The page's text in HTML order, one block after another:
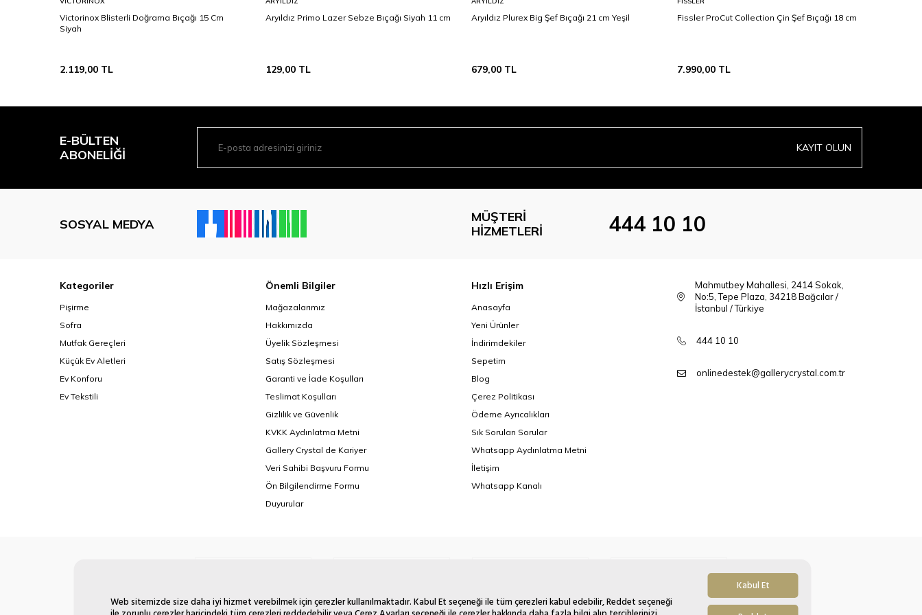
Web sitemizde size daha iyi hizmet verebilmek için çerezler kullanılmaktadır. Kabul Et seçeneği ile tüm çerezleri kabul edebilir, Reddet seçeneği
Kabul Et
Victorinox Blisterli Doğrama Bıçağı 15 Cm
Siyah
2.119,00 TL
Aryıldız Primo Lazer Sebze Bıçağı Siyah 11 cm
129,00 TL
Aryıldız Plurex Big Şef Bıçağı 21 cm Yeşil
679,00 TL
Fissler ProCut Collection Çin Şef Bıçağı 18 cm
7.990,00 TL
E-BÜLTEN
ABONELIĞI
KAYIT OLUN
SOSYAL MEDYA
MÜŞTERI
HIZMETLERI
444 10 10
Kategoriler
Pişirme
Sofra
Mutfak Gereçleri
Küçük Ev Aletleri
Ev Konforu
Ev Tekstili
Önemli Bilgiler
Mağazalarımız
Hakkımızda
Üyelik Sözleşmesi
Satış Sözleşmesi
Garanti ve İade Koşulları
Teslimat Koşulları
Gizlilik ve Güvenlik
KVKK Aydınlatma Metni
Gallery Crystal de Kariyer
Veri Sahibi Başvuru Formu
Ön Bilgilendirme Formu
Duyurular
Hızlı Erişim
Anasayfa
Yeni Ürünler
İndirimdekiler
Sepetim
Blog
Çerez Politikası
Ödeme Ayrıcalıkları
Sık Sorulan Sorular
Whatsapp Aydınlatma Metni
İletişim
Whatsapp Kanalı
Mahmutbey Mahallesi, 2414 Sokak,
No:5, Tepe Plaza, 34218 Bağcılar /
İstanbul / Türkiye
444 10 10
onlinedestek@gallerycrystal.com.tr